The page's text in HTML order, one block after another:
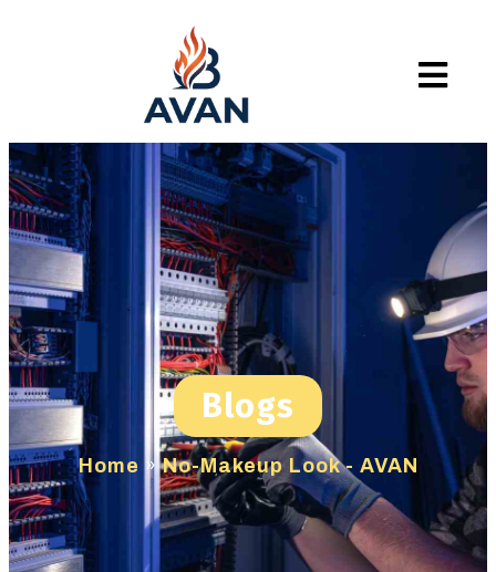
Blogs
Home »No-Makeup Look - AVAN